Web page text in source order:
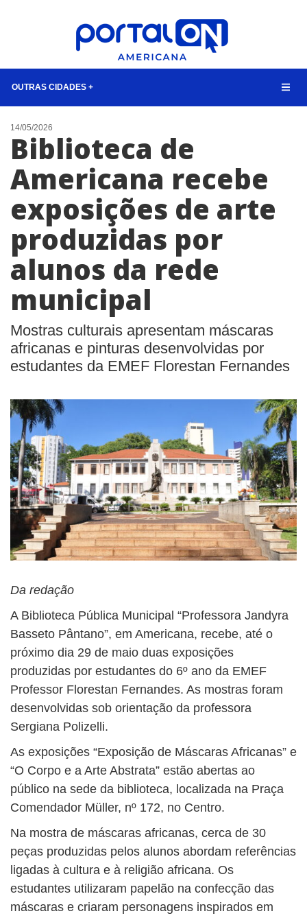
OUTRAS CIDADES +
NOTÍCIAS
LISTA DIGITAL
CONTATO
14/05/2026
Biblioteca de
Americana recebe
exposições de arte
produzidas por
alunos da rede
municipal
Mostras culturais apresentam máscaras
africanas e pinturas desenvolvidas por
estudantes da EMEF Florestan Fernandes
Da redação
A Biblioteca Pública Municipal “Professora Jandyra
Basseto Pântano”, em Americana, recebe, até o
próximo dia 29 de maio duas exposições
produzidas por estudantes do 6º ano da EMEF
Professor Florestan Fernandes. As mostras foram
desenvolvidas sob orientação da professora
Sergiana Polizelli.
As exposições “Exposição de Máscaras Africanas” e
“O Corpo e a Arte Abstrata” estão abertas ao
público na sede da biblioteca, localizada na Praça
Comendador Müller, nº 172, no Centro.
Na mostra de máscaras africanas, cerca de 30
peças produzidas pelos alunos abordam referências
ligadas à cultura e à religião africana. Os
estudantes utilizaram papelão na confecção das
máscaras e criaram personagens inspirados em